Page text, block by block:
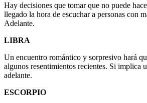
Hay decisiones que tomar que no puede
llegado la hora de escuchar a personas con
Adelante.
LIBRA
Un encuentro romántico y sorpresivo hará
algunos resentimientos recientes. Si implica
adelante.
ESCORPIO